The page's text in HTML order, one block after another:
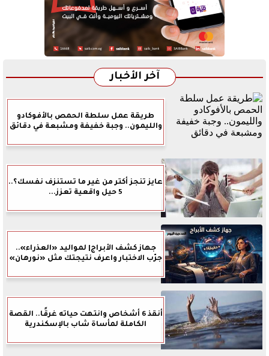
آخر الأخبار
طريقة عمل سلطة الحمص بالأفوكادو
والليمون.. وجبة خفيفة ومشبعة في دقائق
عايز تنجز أكتر من غير ما تستنزف نفسك؟..
5 حيل واقعية تعزز...
جهاز كشف الأبراج| لمواليد «العذراء»..
جرّب الاختبار واعرف نتيجتك مثل «نورهان»
أنقذ 6 أشخاص وانتهت حياته غرقًا.. القصة
الكاملة لمأساة شاب بالإسكندرية